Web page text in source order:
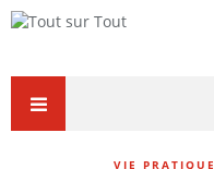
VIE PRATIQUE